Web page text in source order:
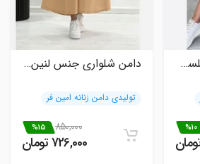
دامن زنانه پلیسه مجلسی ساتن مدل ماهین
%10
دامن شلواری جنس لنین سایز 38 تا 46 مدل سیترا
تولیدی دامن زنانه امین فر
850,000
%15
726,000 تومان